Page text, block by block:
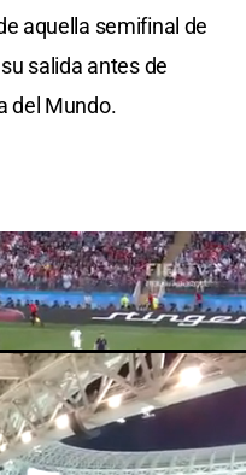
aquella semifinal de
salida antes de
del Mundo.
el estadio